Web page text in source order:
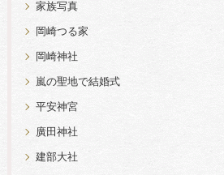
家族写真
岡崎つる家
岡崎神社
嵐の聖地で結婚式
平安神宮
廣田神社
建部大社